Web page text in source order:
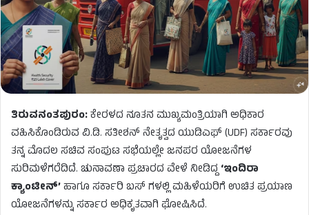
ತಿರುವನಂತಪುರಂ:ಕೇರಳದ ನೂತನ ಮುಖ್ಯಮಂತ್ರಿಯಾಗಿ ಅಧಿಕಾರ
ವಹಿಸಿಕೊಂಡಿರುವ ವಿ.ಡಿ. ಸತೀಶನ್ ನೇತೃತ್ವದ ಯುಡಿಎಫ್ (UDF) ಸರ್ಕಾರವು
ತನ್ನ ಮೊದಲ ಸಚಿವ ಸಂಪುಟ ಸಭೆಯಲ್ಲೇ ಜನಪರ ಯೋಜನೆಗಳ
ಸುರಿಮಳೆಗರೆದಿದೆ. ಚುನಾವಣಾ ಪ್ರಚಾರದ ವೇಳೆ ನೀಡಿದ್ದ‘ಇಂದಿರಾ
ಕ್ಯಾಂಟೀನ್’ಹಾಗೂ ಸರ್ಕಾರಿ ಬಸ್ ಗಳಲ್ಲಿ ಮಹಿಳೆಯರಿಗೆ ಉಚಿತ ಪ್ರಯಾಣ
ಯೋಜನೆಗಳನ್ನು ಸರ್ಕಾರ ಅಧಿಕೃತವಾಗಿ ಘೋಷಿಸಿದೆ.